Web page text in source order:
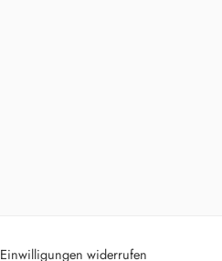
Einwilligungen widerrufen